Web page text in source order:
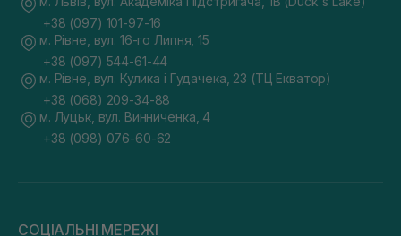
+38 (097) 101-97-16
м. Рівне, вул. 16-го Липня, 15
+38 (097) 544-61-44
м. Рівне, вул. Кулика і Гудачека, 23 (ТЦ Екватор)
+38 (068) 209-34-88
м. Луцьк, вул. Винниченка, 4
+38 (098) 076-60-62
СОЦІАЛЬНІ МЕРЕЖІ